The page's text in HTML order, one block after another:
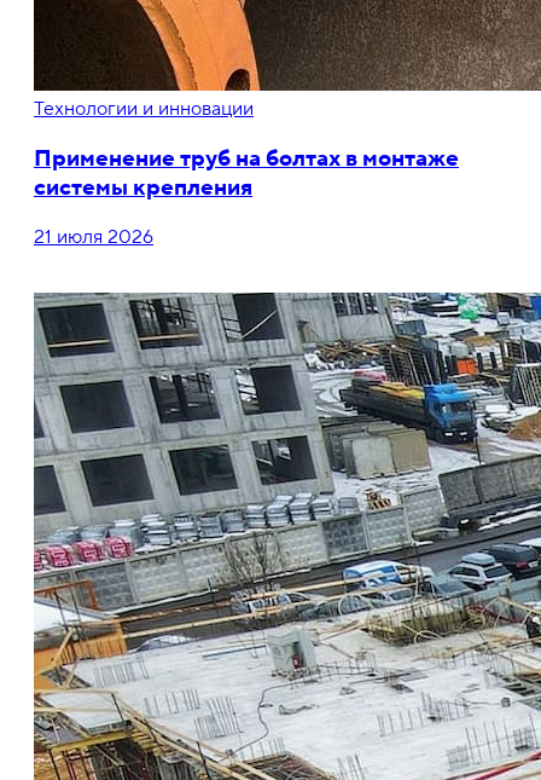
Технологии и инновации
Применение труб на болтах в монтаже
системы крепления
21 июля 2026